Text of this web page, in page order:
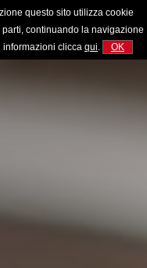
questo sito utilizza cookie
continuando la navigazione
informazioni clicca qui. OK